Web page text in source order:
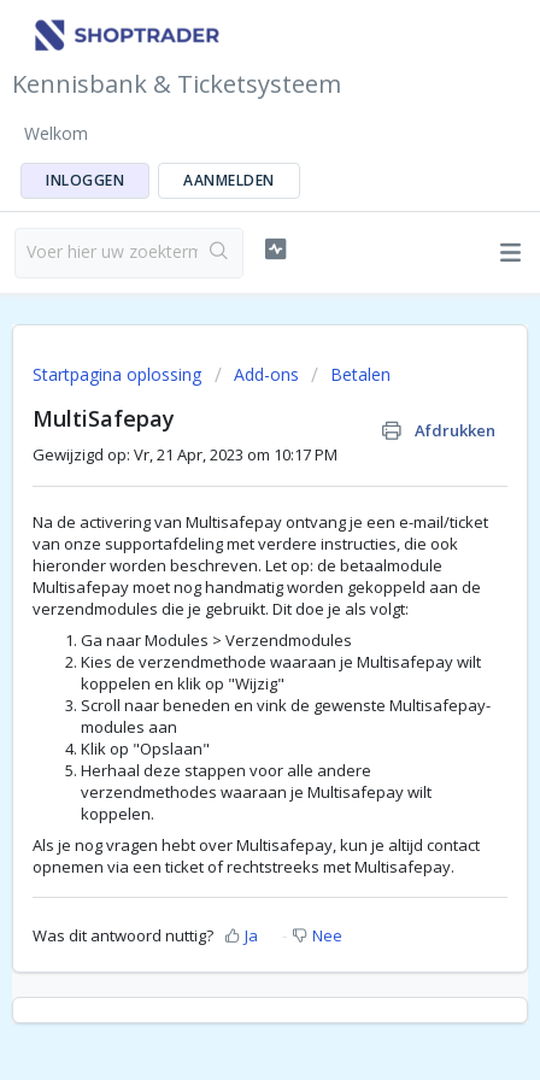
Kennisbank & Ticketsysteem
Welkom
INLOGGEN AANMELDEN
Startpagina oplossing Add-ons Betalen
MultiSafepay
Afdrukken
Gewijzigd op: Vr, 21 Apr, 2023 om 10:17 PM
Na de activering van Multisafepay ontvang je een e-mail/ticket
van onze supportafdeling met verdere instructies, die ook
hieronder worden beschreven. Let op: de betaalmodule
Multisafepay moet nog handmatig worden gekoppeld aan de
verzendmodules die je gebruikt. Dit doe je als volgt:
Ga naar Modules > Verzendmodules
Kies de verzendmethode waaraan je Multisafepay wilt
koppelen en klik op "Wijzig"
Scroll naar beneden en vink de gewenste Multisafepay-
modules aan
Klik op "Opslaan"
Herhaal deze stappen voor alle andere
verzendmethodes waaraan je Multisafepay wilt
koppelen.
Als je nog vragen hebt over Multisafepay, kun je altijd contact
opnemen via een ticket of rechtstreeks met Multisafepay.
Was dit antwoord nuttig? Ja Nee